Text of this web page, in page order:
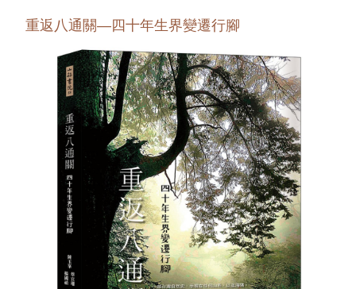
重返八通關—四十年生界變遷行腳